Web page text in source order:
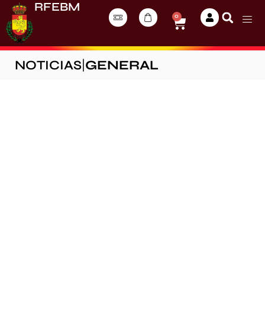
RFEBM
0
NOTICIAS GENERAL